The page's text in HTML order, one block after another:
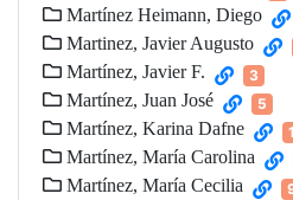
Martínez Heimann, Diego
Martinez, Javier Augusto
Martínez, Javier F. 3
Martínez, Juan José 5
Martínez, Karina Dafne
Martínez, María Carolina
Martínez, María Cecilia